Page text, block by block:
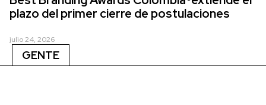
plazo del primer cierre de postulaciones
julio 24, 2026
GENTE